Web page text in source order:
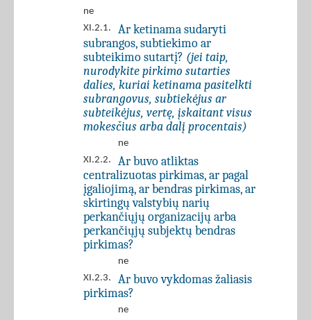
ne
XI.2.1.
Ar ketinama sudaryti
subrangos, subtiekimo ar
subteikimo sutartį? (jei taip,
nurodykite pirkimo sutarties
dalies, kuriai ketinama pasitelkti
subrangovus, subtiekėjus ar
subteikėjus, vertę, įskaitant visus
mokesčius arba dalį procentais)
ne
XI.2.2.
Ar buvo atliktas
centralizuotas pirkimas, ar pagal
įgaliojimą, ar bendras pirkimas, ar
skirtingų valstybių narių
perkančiųjų organizacijų arba
perkančiųjų subjektų bendras
pirkimas?
ne
XI.2.3.
Ar buvo vykdomas žaliasis
pirkimas?
ne